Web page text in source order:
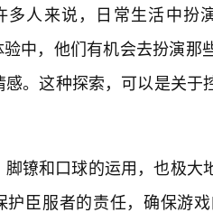
多人来说，日常生活中扮
中，他们有机会去扮演
感。这种探索，可以是关
脚镣和口球的运用，也极大
护臣服者的责任，确保游